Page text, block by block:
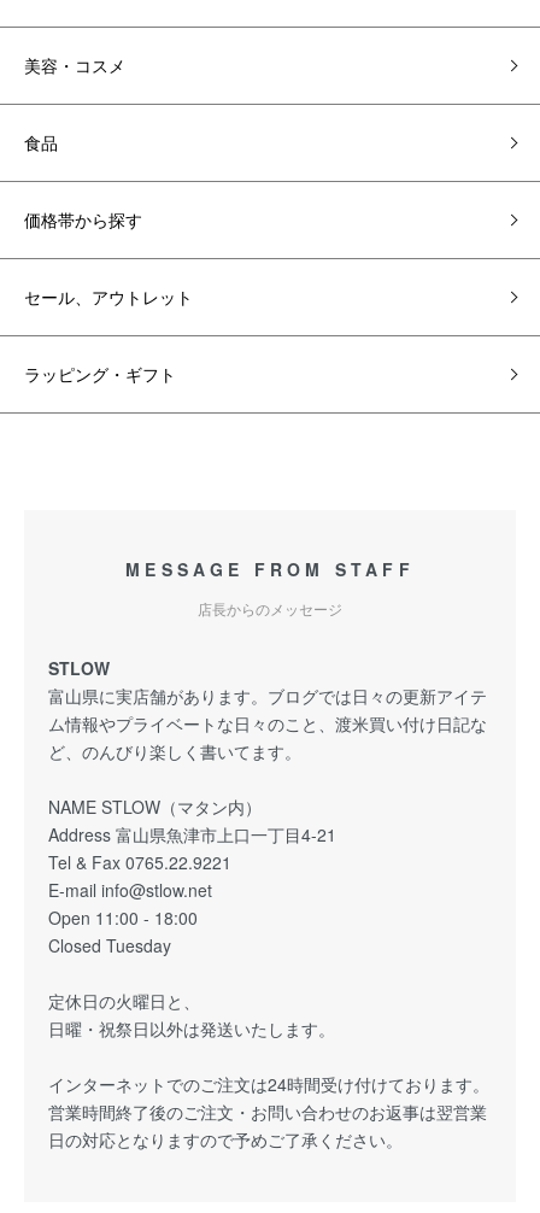
美容・コスメ
食品
価格帯から探す
セール、アウトレット
ラッピング・ギフト
MESSAGE FROM STAFF
店長からのメッセージ
STLOW
富山県に実店舗があります。ブログでは日々の更新アイテ
ム情報やプライベートな日々のこと、渡米買い付け日記な
ど、のんびり楽しく書いてます。
NAME STLOW（マタン内）
Address 富山県魚津市上口一丁目4-21
Tel & Fax 0765.22.9221
E-mail info@stlow.net
Open 11:00 - 18:00
Closed Tuesday
定休日の火曜日と、
日曜・祝祭日以外は発送いたします。
インターネットでのご注文は24時間受け付けております。
営業時間終了後のご注文・お問い合わせのお返事は翌営業
日の対応となりますので予めご了承ください。